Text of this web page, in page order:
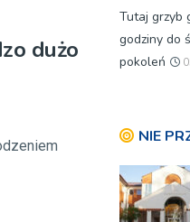
dużo
Tutaj grzyb
godziny do
pokoleń
NIE